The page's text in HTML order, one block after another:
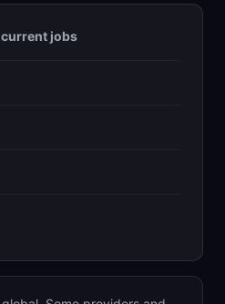
jobs